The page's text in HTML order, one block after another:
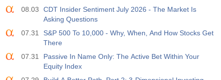
08.03
CDT Insider Sentiment July 2026 - The Market Is
Asking Questions
07.31
S&P 500 To 10,000 - Why, When, And How Stocks Get
There
07.31
Passive In Name Only: The Active Bet Within Your
Equity Index